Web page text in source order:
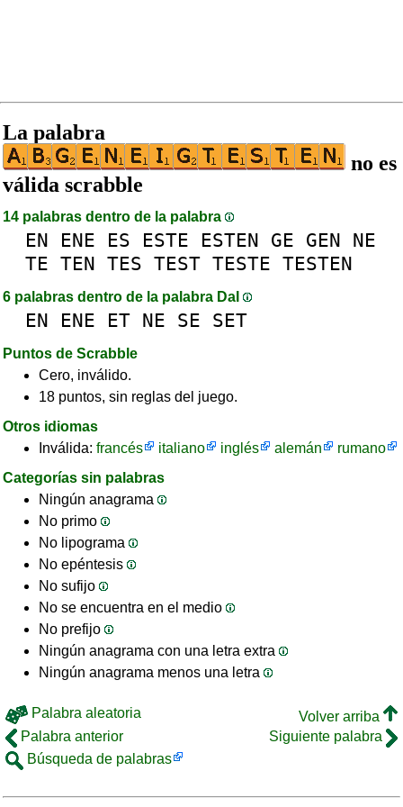
La palabra
no es
válida scrabble
14 palabras dentro de la palabra
EN ENE ES ESTE ESTEN GE GEN NE
TE TEN TES TEST TESTE TESTEN
6 palabras dentro de la palabra DaI
EN ENE ET NE SE SET
Puntos de Scrabble
Cero, inválido.
18 puntos, sin reglas del juego.
Otros idiomas
Inválida: francés italiano inglés alemán
rumano
Categorías sin palabras
Ningún anagrama
No primo
No lipograma
No epéntesis
No sufijo
No se encuentra en el medio
No prefijo
Ningún anagrama con una letra extra
Ningún anagrama menos una letra
Palabra aleatoria
Volver arriba
Palabra anterior
Siguiente palabra
Búsqueda de palabras